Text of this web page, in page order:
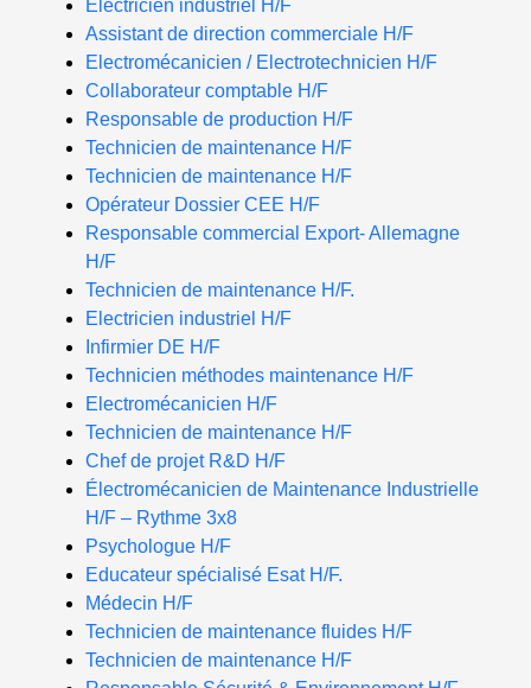
Electricien industriel H/F
Assistant de direction commerciale H/F
Electromécanicien / Electrotechnicien H/F
Collaborateur comptable H/F
Responsable de production H/F
Technicien de maintenance H/F
Technicien de maintenance H/F
Opérateur Dossier CEE H/F
Responsable commercial Export- Allemagne
H/F
Technicien de maintenance H/F.
Electricien industriel H/F
Infirmier DE H/F
Technicien méthodes maintenance H/F
Electromécanicien H/F
Technicien de maintenance H/F
Chef de projet R&D H/F
Électromécanicien de Maintenance Industrielle
H/F – Rythme 3x8
Psychologue H/F
Educateur spécialisé Esat H/F.
Médecin H/F
Technicien de maintenance fluides H/F
Technicien de maintenance H/F